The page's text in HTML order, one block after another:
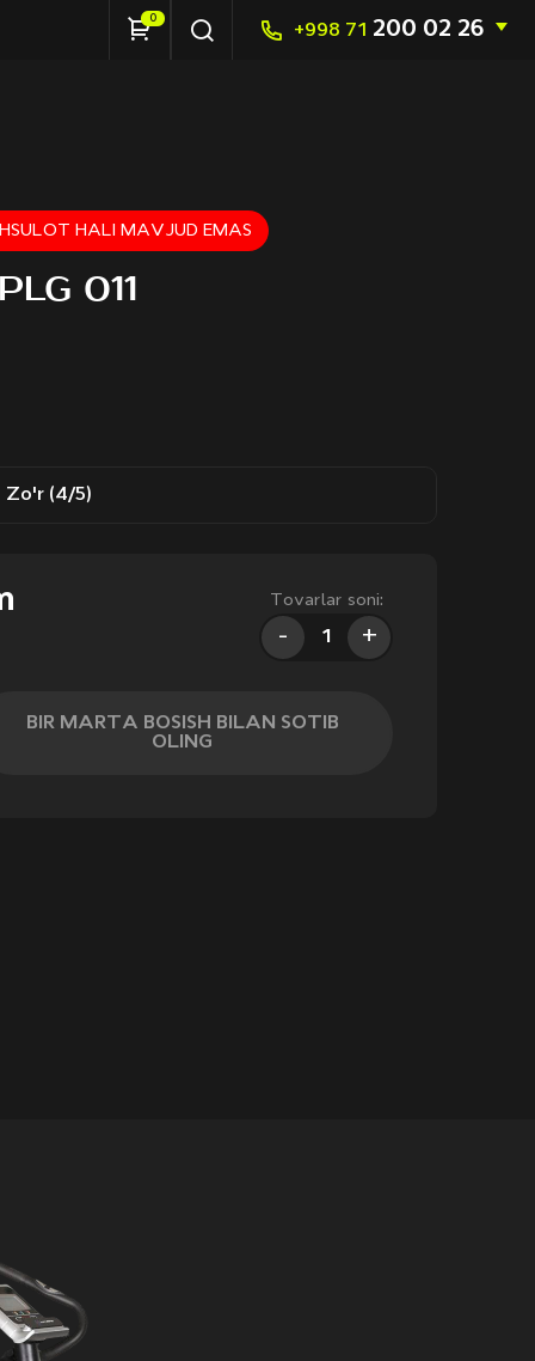
0
+998 71 200 02 26
HALI MAVJUD EMAS
011
Zo'r (4/5)
Tovarlar soni:
- +
BIR MARTA BOSISH BILAN SOTIB
OLING